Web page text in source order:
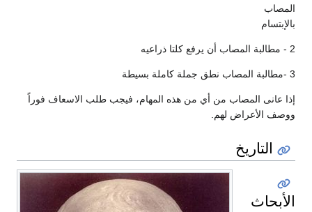
المصاب
بالإبتسام
2 - مطالبة المصاب أن يرفع كلتا ذراعيه
3 -مطالبة المصاب نطق جملة كاملة بسيطة
إذا عانى المصاب من أي من هذه المهام، فيجب طلب الاسعاف فوراً
ووصف الأعراض لهم.
التاريخ
الأبحاث